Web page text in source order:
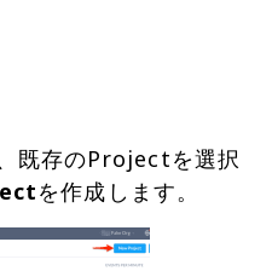
既存のProjectを選択